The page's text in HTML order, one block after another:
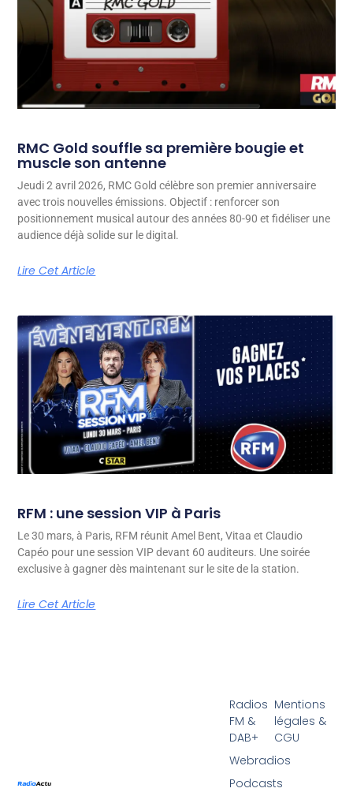
RMC Gold souffle sa première bougie et
muscle son antenne
Jeudi 2 avril 2026, RMC Gold célèbre son premier anniversaire
avec trois nouvelles émissions. Objectif : renforcer son
positionnement musical autour des années 80-90 et fidéliser une
audience déjà solide sur le digital.
Lire Cet Article
RFM : une session VIP à Paris
Le 30 mars, à Paris, RFM réunit Amel Bent, Vitaa et Claudio
Capéo pour une session VIP devant 60 auditeurs. Une soirée
exclusive à gagner dès maintenant sur le site de la station.
Lire Cet Article
Radios
FM &
DAB+
Webradios
Podcasts
Mentions
légales &
CGU